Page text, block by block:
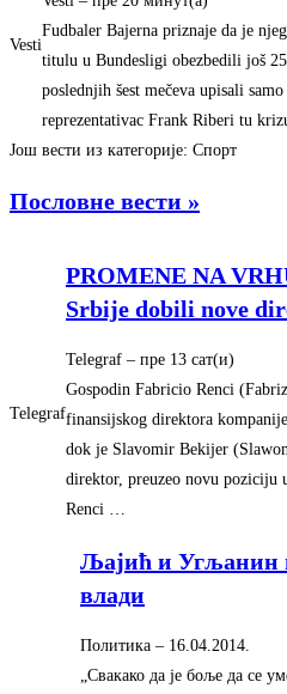
Vesti
Fudbaler Bajerna priznaje da je
titulu u Bundesligi obezbedili još
poslednjih šest mečeva upisali
reprezentativac Frank Riberi tu
Још вести из категорије: Спорт
Пословне вести »
Telegraf
PROMENE NA
Srbije dobili nove
Telegraf – ‎пре 13 сат(и)‎
Gospodin Fabricio Renci
finansijskog direktora
dok je Slavomir Bekijer
direktor, preuzeo novu
Renci …
Љајић и Угљанин
влади
Политика – ‎16.04.2014.‎
„Свакако да је боље да се